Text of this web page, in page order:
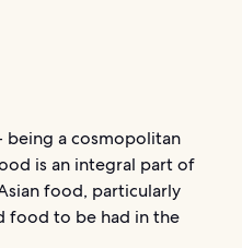
being a cosmopolitan
is an integral part of
food, particularly
food to be had in the